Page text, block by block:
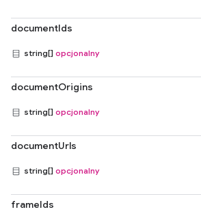
documentIds
string[] opcjonalny
documentOrigins
string[] opcjonalny
documentUrls
string[] opcjonalny
frameIds